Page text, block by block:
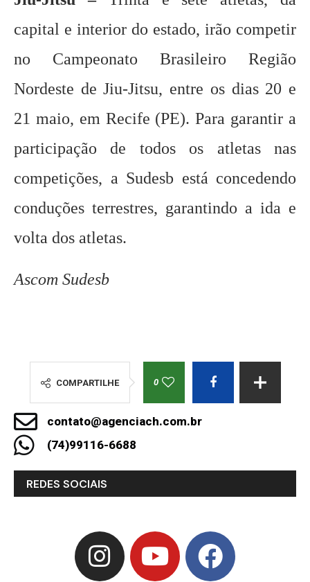
capital e interior do estado, irão competir
no Campeonato Brasileiro Região
Nordeste de Jiu-Jitsu, entre os dias 20 e
21 maio, em Recife (PE). Para garantir a
participação de todos os atletas nas
competições, a Sudesb está concedendo
conduções terrestres, garantindo a ida e
volta dos atletas.
Ascom Sudesb
COMPARTILHE 0
contato@agenciach.com.br
(74)99116-6688
REDES SOCIAIS